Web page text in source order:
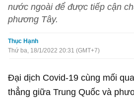
nước ngoài để được tiếp cận
phương Tây.
Thục Hạnh
Thứ ba, 18/1/2022 20:31 (GMT+7)
Đại dịch Covid-19 cùng mối
thẳng giữa Trung Quốc và